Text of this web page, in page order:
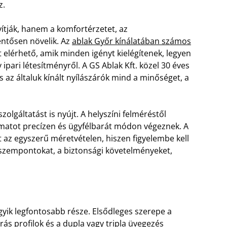
hanem a komfortérzetet, az
növelik. Az ablak Győr kínálatában számos
amik minden igényt kielégítenek, legyen
létesítményről. A GS Ablak Kft. közel 30 éves
általuk kínált nyílászárók mind a minőséget, a
is nyújt. A helyszíni felméréstől
precízen és ügyfélbarát módon végeznek. A
egyszerű méretvételen, hiszen figyelembe kell
a biztonsági követelményeket,
legfontosabb része. Elsődleges szerepe a
profilok és a dupla vagy tripla üvegezés